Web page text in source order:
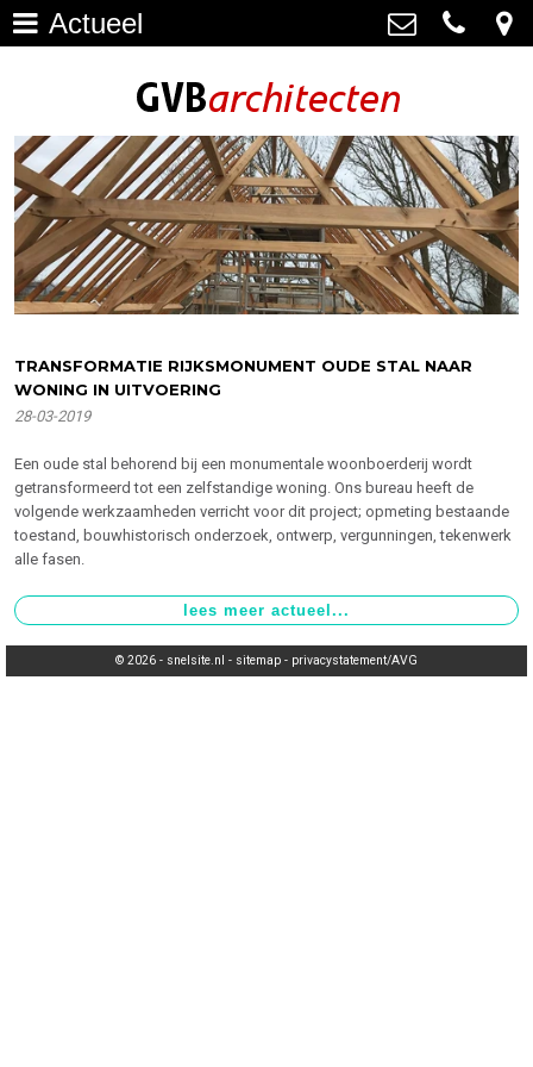
Bouwhistorie >
Onderhoud >
impressie oudere projecten >
Actueel
Contact >
GVB architecten
Haagweg 4-G3, 2311 AA Leiden
info@gvbarchitecten.nl
Actueel
TRANSFORMATIE RIJKSMONUMENT OUDE STAL NAAR
WONING IN UITVOERING
28-03-2019
Een oude stal behorend bij een monumentale woonboerderij wordt
getransformeerd tot een zelfstandige woning. Ons bureau heeft de
volgende werkzaamheden verricht voor dit project; opmeting bestaande
toestand, bouwhistorisch onderzoek, ontwerp, vergunningen, tekenwerk
alle fasen.
© 2026 - snelsite.nl - sitemap - privacystatement/AVG